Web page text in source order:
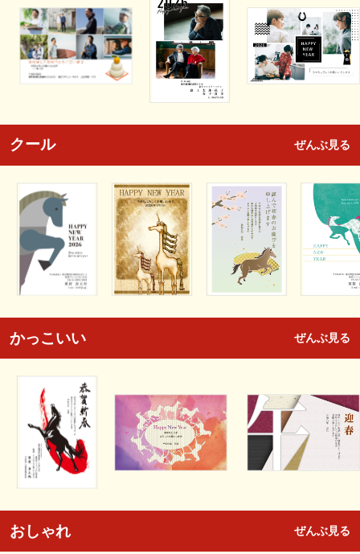
クール ぜんぶ見る
かっこいい ぜんぶ見る
おしゃれ ぜんぶ見る